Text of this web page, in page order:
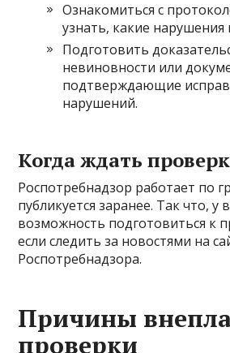
Ознакомиться с
узнать, какие
Подготовить
невиновности или
подтверждающие
нарушений.
Когда ждать
Роспотребнадзор работает по
публикуется заранее. Так что, у
возможность подготовиться к
если следить за новостями на
Роспотребнадзора.
Причины
проверки